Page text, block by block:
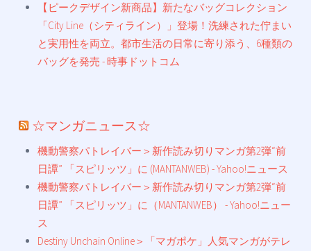
【ピークデザイン新商品】新たなバッグコレクション
「City Line（シティライン）」登場！洗練された佇まい
と実用性を両立。都市生活の日常に寄り添う、6種類の
バッグを発売 - 時事ドットコム
☆マンガニュース☆
機動警察パトレイバー＞新作読み切りマンガ第2弾“前
日譚” 「スピリッツ」に (MANTANWEB) - Yahoo!ニュース
機動警察パトレイバー＞新作読み切りマンガ第2弾“前
日譚” 「スピリッツ」に（MANTANWEB） - Yahoo!ニュー
ス
Destiny Unchain Online＞「マガポケ」人気マンガがテレ